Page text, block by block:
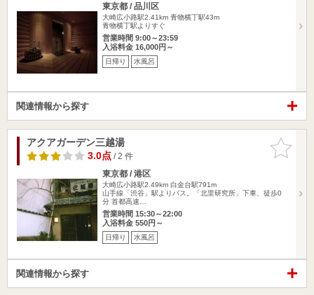
東京都 / 品川区
大崎広小路駅2.41km 青物横丁駅43m
青物横丁駅よりすぐ
営業時間 9:00～23:59
入浴料金 16,000円～
日帰り 水風呂
関連情報から探す
お気に入
りに追加
アクアガーデン三越湯
3.0点/ 2 件
東京都 / 港区
大崎広小路駅2.49km 白金台駅791m
山手線「渋谷」駅よりバス。「北里研究所」下車、徒歩0
分 首都高速…
営業時間 15:30～22:00
入浴料金 550円～
日帰り 水風呂
関連情報から探す